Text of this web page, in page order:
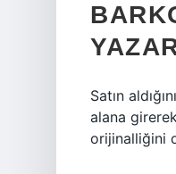
Satın
alana
orijinalliğini